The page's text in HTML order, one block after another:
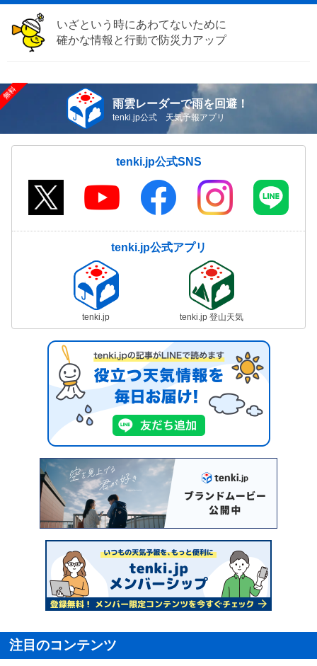
いざという時にあわてないために
確かな情報と行動で防災力アップ
雨雲レーダーで雨を回避！
tenki.jp公式 天気予報アプリ
tenki.jp公式SNS
tenki.jp公式アプリ
tenki.jp tenki.jp 登山天気
注目のコンテンツ